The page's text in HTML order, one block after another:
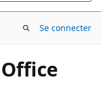
Se connecter